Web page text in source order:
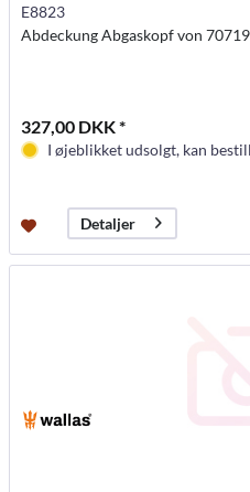
E8823
Abdeckung Abgaskopf von 70719
327,00 DKK *
I øjeblikket udsolgt, kan
Detaljer